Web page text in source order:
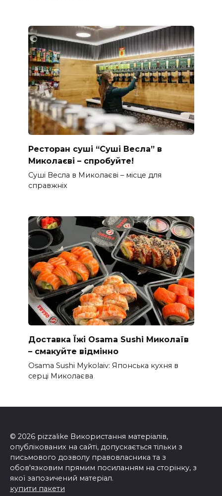
Ресторан суші “Суші Весла” в
Миколаєві – спробуйте!
Суші Весла в Миколаєві – місце для
справжніх
Доставка Їжі Osama Sushi Миколаїв
– смакуйте відмінно
Osama Sushi Mykolaiv: Японська кухня в
серці Миколаєва
© 2026 pizzalike Використання матеріалів,
опублікованих на сайті, допускається тільки з
письмового дозволу правовласника та з
обов'язковим прямим посиланням на сторінку, з
якої запозичений матеріал.
купити пакети